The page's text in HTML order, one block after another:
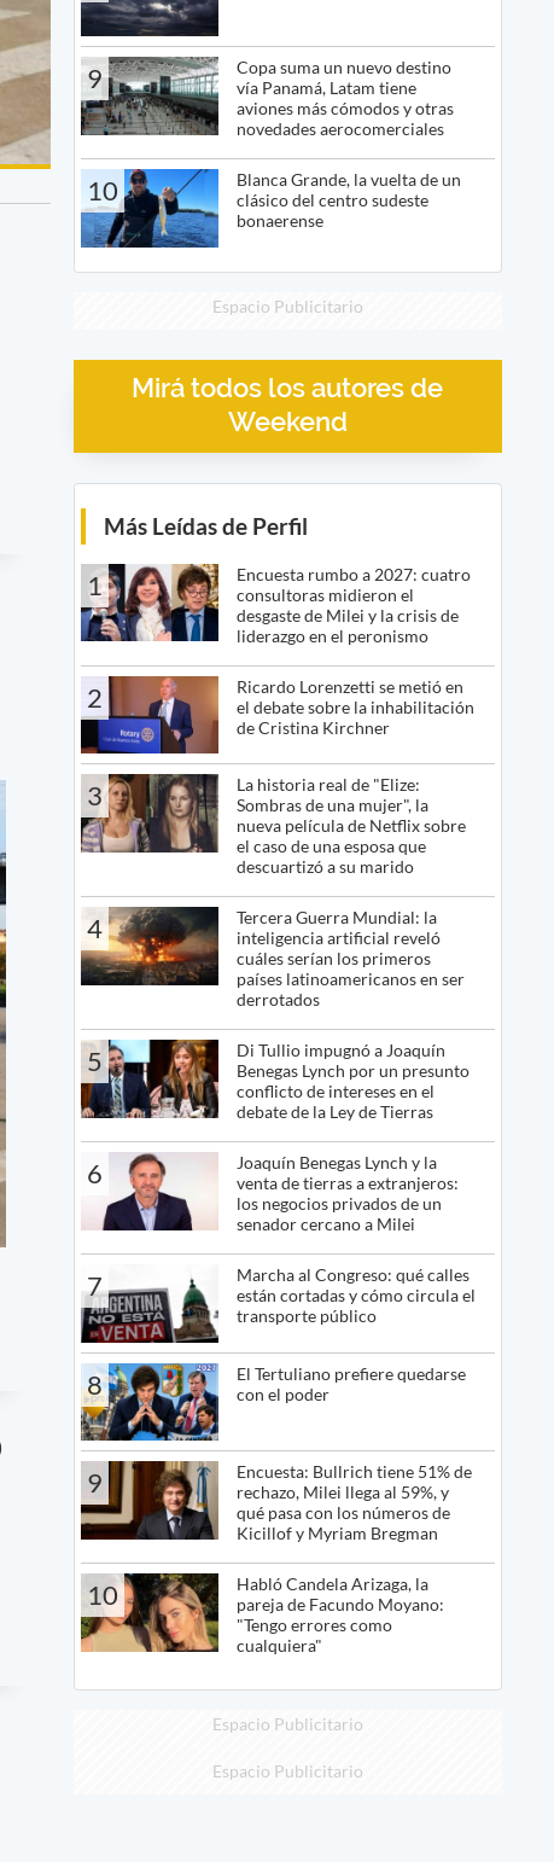
9
Copa suma un nuevo destino
vía Panamá, Latam tiene
aviones más cómodos y otras
novedades aerocomerciales
10
Blanca Grande, la vuelta de un
clásico del centro sudeste
bonaerense
Espacio Publicitario
Mirá todos los autores de
Weekend
Más Leídas de Perfil
1
Encuesta rumbo a 2027: cuatro
consultoras midieron el
desgaste de Milei y la crisis de
liderazgo en el peronismo
2
Ricardo Lorenzetti se metió en
el debate sobre la inhabilitación
de Cristina Kirchner
3
La historia real de "Elize:
Sombras de una mujer", la
nueva película de Netflix sobre
el caso de una esposa que
descuartizó a su marido
4
Tercera Guerra Mundial: la
inteligencia artificial reveló
cuáles serían los primeros
países latinoamericanos en ser
derrotados
5
Di Tullio impugnó a Joaquín
Benegas Lynch por un presunto
conflicto de intereses en el
debate de la Ley de Tierras
6
Joaquín Benegas Lynch y la
venta de tierras a extranjeros:
los negocios privados de un
senador cercano a Milei
7
Marcha al Congreso: qué calles
están cortadas y cómo circula el
transporte público
8
El Tertuliano prefiere quedarse
con el poder
9
Encuesta: Bullrich tiene 51% de
rechazo, Milei llega al 59%, y
qué pasa con los números de
Kicillof y Myriam Bregman
10
Habló Candela Arizaga, la
pareja de Facundo Moyano:
"Tengo errores como
cualquiera"
Espacio Publicitario
Espacio Publicitario